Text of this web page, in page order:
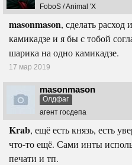
FoboS / Animal 'X
masonmason, сделать
камикадзе и я бы с тобой
шарика на одно камикадзе.
17 мар 2019
masonmason
Олдфаг
агент госдепа
Krab, ещё есть князь, есть
что-то ещё. Сами инты
печати и тп.